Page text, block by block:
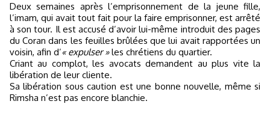
Deux semaines après l’emprisonnement de la jeune fille,
l’imam, qui avait tout fait pour la faire emprisonner, est arrêté
à son tour. Il est accusé d’avoir lui-même introduit des pages
du Coran dans les feuilles brûlées que lui avait rapportées un
voisin, afin d’« expulser »les chrétiens du quartier.
Criant au complot, les avocats demandent au plus vite la
libération de leur cliente.
Sa libération sous caution est une bonne nouvelle, même si
Rimsha n’est pas encore blanchie.